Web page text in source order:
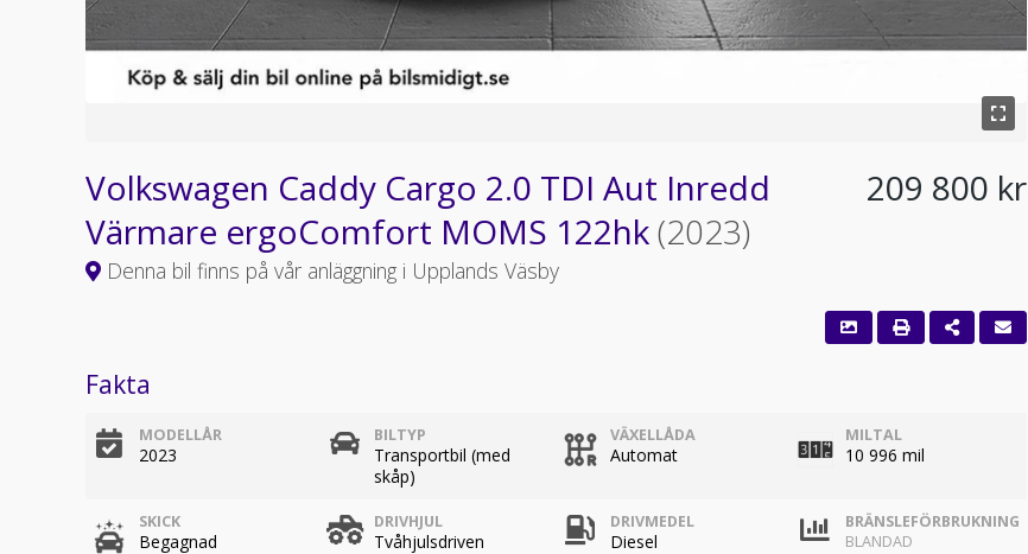
Volkswagen Caddy Cargo 2.0 TDI Aut Inredd
Värmare ergoComfort MOMS 122hk(2023)
Denna bil finns på vår anläggning i Upplands Väsby
209 800 kr
Fakta
MODELLÅR
2023
BILTYP
Transportbil (med
skåp)
VÄXELLÅDA
Automat
MILTAL
10 996 mil
SKICK
Begagnad
DRIVHJUL
Tvåhjulsdriven
DRIVMEDEL
Diesel
BRÄNSLEFÖRBRUKNING
BLANDAD